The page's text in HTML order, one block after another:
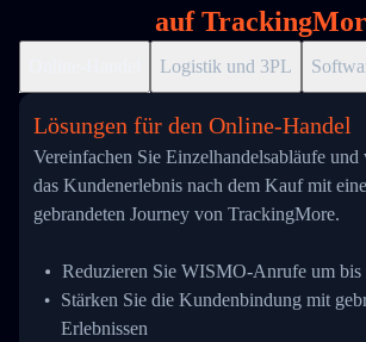
auf
Logistik und 3PL
Lösungen für den Online-Handel
Vereinfachen Sie Einzelhandelsabläufe und
das Kundenerlebnis nach dem Kauf mit
gebrandeten Journey von TrackingMore.
Reduzieren Sie WISMO-Anrufe um bis
Stärken Sie die Kundenbindung mit
Erlebnissen